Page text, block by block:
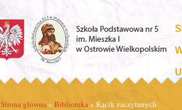
Strona główna» Biblioteka» Kącik zaczytanych